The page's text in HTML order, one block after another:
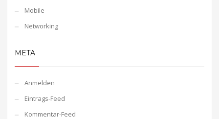
Mobile
Networking
META
Anmelden
Eintrags-Feed
Kommentar-Feed